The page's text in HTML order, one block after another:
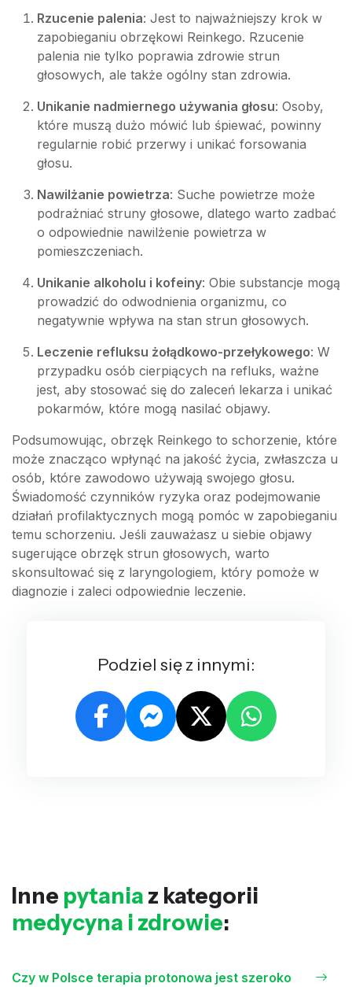
Rzucenie palenia: Jest to najważniejszy krok w
zapobieganiu obrzękowi Reinkego. Rzucenie
palenia nie tylko poprawia zdrowie strun
głosowych, ale także ogólny stan zdrowia.
Unikanie nadmiernego używania głosu: Osoby,
które muszą dużo mówić lub śpiewać, powinny
regularnie robić przerwy i unikać forsowania
głosu.
Nawilżanie powietrza: Suche powietrze może
podrażniać struny głosowe, dlatego warto zadbać
o odpowiednie nawilżenie powietrza w
pomieszczeniach.
Unikanie alkoholu i kofeiny: Obie substancje mogą
prowadzić do odwodnienia organizmu, co
negatywnie wpływa na stan strun głosowych.
Leczenie refluksu żołądkowo-przełykowego: W
przypadku osób cierpiących na refluks, ważne
jest, aby stosować się do zaleceń lekarza i unikać
pokarmów, które mogą nasilać objawy.
Podsumowując, obrzęk Reinkego to schorzenie, które
może znacząco wpłynąć na jakość życia, zwłaszcza u
osób, które zawodowo używają swojego głosu.
Świadomość czynników ryzyka oraz podejmowanie
działań profilaktycznych mogą pomóc w zapobieganiu
temu schorzeniu. Jeśli zauważasz u siebie objawy
sugerujące obrzęk strun głosowych, warto
skonsultować się z laryngologiem, który pomoże w
diagnozie i zaleci odpowiednie leczenie.
Podziel się z innymi:
Inne pytania z kategorii
medycyna i zdrowie:
Czy w Polsce terapia protonowa jest szeroko